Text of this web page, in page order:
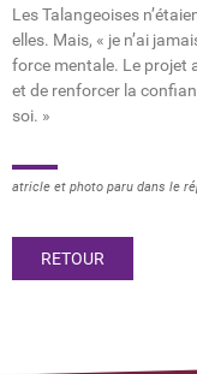
Les Talangeoises
elles. Mais, « je n’ai
force mentale. Le projet
et de renforcer la
soi. »
atricle et photo paru dans le
RETOUR